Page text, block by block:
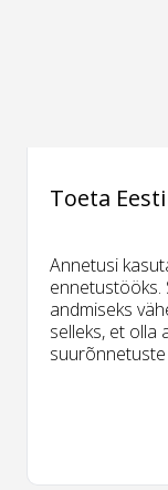
Toeta
Annetusi
ennetustööks.
andmiseks
selleks, et olla